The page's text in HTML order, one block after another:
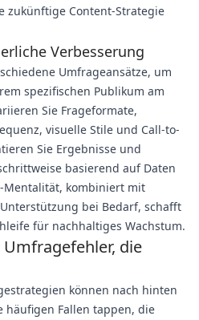
zukünftige Content-Strategie
Verbesserung
Umfrageansätze, um
spezifischen Publikum am
Sie Frageformate,
visuelle Stile und Call-to-
Sie Ergebnisse und
basierend auf Daten
Mentalität, kombiniert mit
bei Bedarf, schafft
für nachhaltiges Wachstum.
die
können nach hinten
häufigen Fallen tappen, die